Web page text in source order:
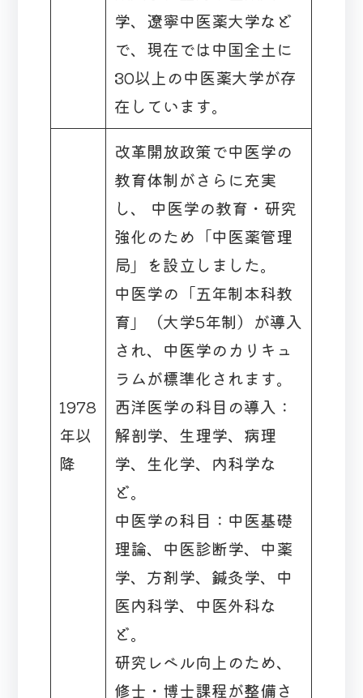
学、遼寧中医薬大学など
で、現在では中国全土に
30以上の中医薬大学が存
在しています。
1978
年以
降
改革開放政策で中医学の
教育体制がさらに充実
し、 中医学の教育・研究
強化のため「中医薬管理
局」を設立しました。
中医学の「五年制本科教
育」（大学5年制）が導入
され、中医学のカリキュ
ラムが標準化されます。
西洋医学の科目の導入：
解剖学、生理学、病理
学、生化学、内科学な
ど。
中医学の科目：中医基礎
理論、中医診断学、中薬
学、方剤学、鍼灸学、中
医内科学、中医外科な
ど。
研究レベル向上のため、
修士・博士課程が整備さ